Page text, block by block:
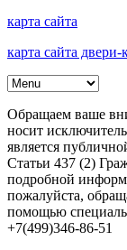
карта сайта
карта сайта двери-
Обращаем ваше
носит
является
Статьи 437 (2)
подробной
пожалуйста,
помощью
+7(499)346-86-51